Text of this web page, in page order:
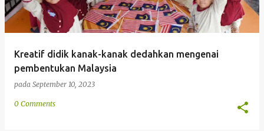
Kreatif didik kanak-kanak dedahkan mengenai
pembentukan Malaysia
pada September 10, 2023
0 Comments